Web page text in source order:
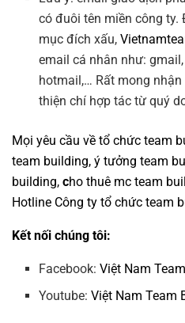
có đuôi tên miền công ty.
mục đích xấu,
email cá nhân như:
hotmail,… Rất mong
thiện chí hợp tác từ quý
Mọi yêu cầu về tổ chức team
team building, ý tưởng team
building, cho thuê mc team
Hotline Công ty tổ chức team
Kết nối chúng tôi:
Facebook:Việt Nam
Youtube:Việt Nam Team